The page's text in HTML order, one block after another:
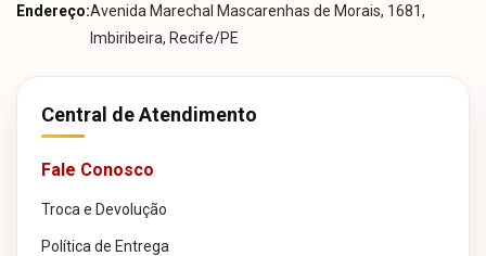
Endereço:Avenida Marechal Mascarenhas de Morais, 1681,
Imbiribeira, Recife/PE
Central de Atendimento
Fale Conosco
Troca e Devolução
Política de Entrega